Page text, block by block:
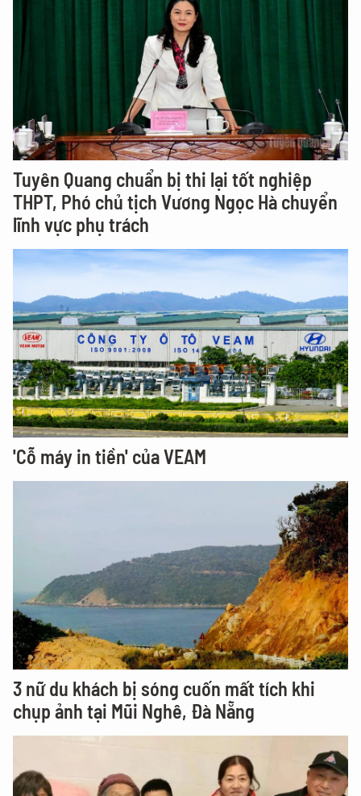
Tuyên Quang chuẩn bị thi lại tốt nghiệp
THPT, Phó chủ tịch Vương Ngọc Hà chuyển
lĩnh vực phụ trách
'Cỗ máy in tiền' của VEAM
3 nữ du khách bị sóng cuốn mất tích khi
chụp ảnh tại Mũi Nghê, Đà Nẵng